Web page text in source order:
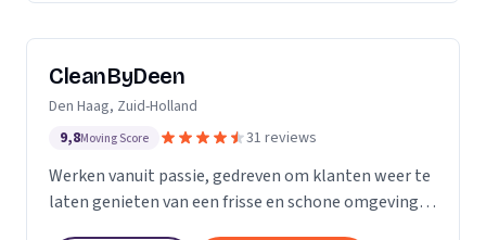
CleanByDeen
Den Haag, Zuid-Holland
9,8Moving Score 31 reviews
Werken vanuit passie, gedreven om klanten weer te
laten genieten van een frisse en schone omgeving.